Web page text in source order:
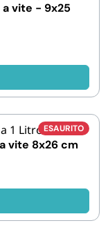
vite - 9x25
ESAURITO
vite 8x26 cm